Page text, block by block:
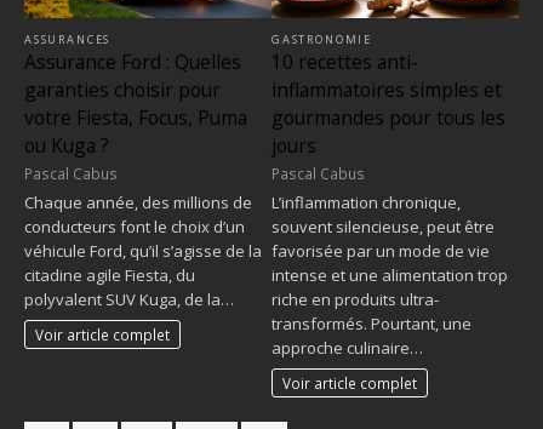
ASSURANCES
Assurance Ford : Quelles
garanties choisir pour
votre Fiesta, Focus, Puma
ou Kuga ?
Pascal Cabus
Chaque année, des millions de
conducteurs font le choix d’un
véhicule Ford, qu’il s’agisse de la
citadine agile Fiesta, du
polyvalent SUV Kuga, de la…
Voir article complet
GASTRONOMIE
10 recettes anti-
inflammatoires simples et
gourmandes pour tous les
jours
Pascal Cabus
L’inflammation chronique,
souvent silencieuse, peut être
favorisée par un mode de vie
intense et une alimentation trop
riche en produits ultra-
transformés. Pourtant, une
approche culinaire…
Voir article complet